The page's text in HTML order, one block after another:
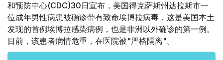
和预防中心(CDC)30日宣布，美国得克萨斯州达拉斯市一
位成年男性病患被确诊带有致命埃博拉病毒，这是美国本土
发现的首例埃博拉感染病例，也是非洲以外确诊的第一例。
目前，该患者病情危重，在医院被"严格隔离"。